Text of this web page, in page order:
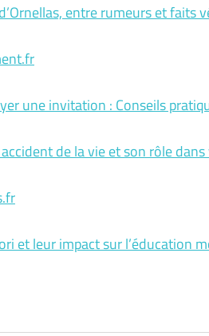
entre rumeurs et faits
une invitation : Conseils
accident de la vie et son rôle
et leur impact sur l’éducation